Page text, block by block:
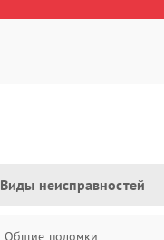
Виды неисправностей
Общие поломки